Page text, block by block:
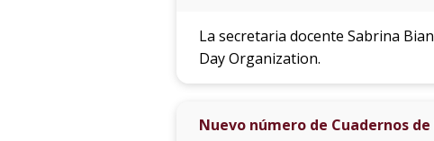
La secretaria docente Sabrina
Day Organization.
Nuevo número de Cuadernos